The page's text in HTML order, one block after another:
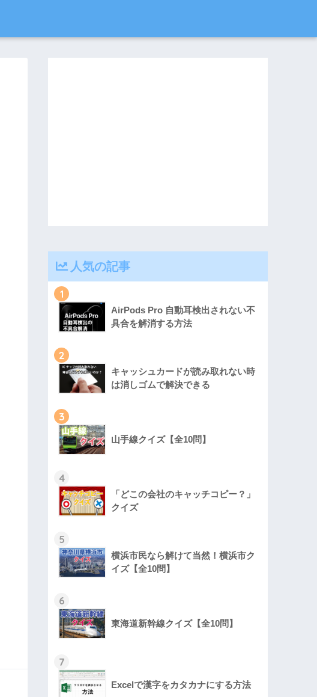
人気の記事
1
AirPods Pro 自動耳検出されない不
具合を解消する方法
2
キャッシュカードが読み取れない時
は消しゴムで解決できる
3
山手線クイズ【全10問】
4
「どこの会社のキャッチコピー？」
クイズ
5
横浜市民なら解けて当然！横浜市ク
イズ【全10問】
6
東海道新幹線クイズ【全10問】
7
Excelで漢字をカタカナにする方法